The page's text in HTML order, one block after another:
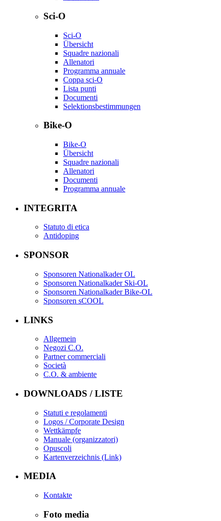
Sci-O
Sci-O
Übersicht
Squadre nazionali
Allenatori
Programma annuale
Coppa sci-O
Lista punti
Documenti
Selektionsbestimmungen
Bike-O
Bike-O
Übersicht
Squadre nazionali
Allenatori
Documenti
Programma annuale
INTEGRITA
Statuto di etica
Antidoping
SPONSOR
Sponsoren Nationalkader OL
Sponsoren Nationalkader Ski-OL
Sponsoren Nationalkader Bike-OL
Sponsoren sCOOL
LINKS
Allgemein
Negozi C.O.
Partner commerciali
Società
C.O. & ambiente
DOWNLOADS / LISTE
Statuti e regolamenti
Logos / Corporate Design
Wettkämpfe
Manuale (organizzatori)
Opuscoli
Kartenverzeichnis (Link)
MEDIA
Kontakte
Foto media